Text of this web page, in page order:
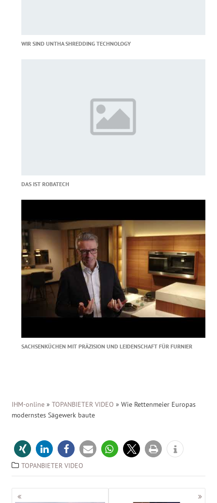
WIR SIND UNTHA SHREDDING TECHNOLOGY
DAS IST ROBATECH
SACHSENKÜCHEN MIT PRÄZISION UND LEIDENSCHAFT FÜR FURNIER
IHM-online »TOPANBIETER VIDEO »Wie Rettenmeier Europas
modernstes Sägewerk baute
TOPANBIETER VIDEO
Beitragsnavigation